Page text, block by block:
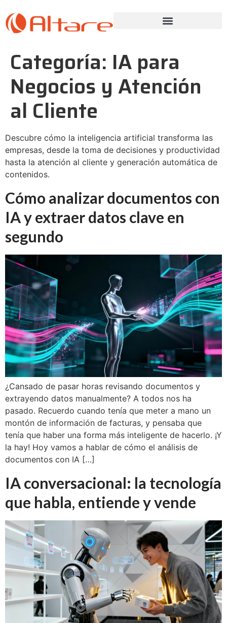
Categoría: IA para
Negocios y Atención
al Cliente
Descubre cómo la inteligencia artificial transforma las
empresas, desde la toma de decisiones y productividad
hasta la atención al cliente y generación automática de
contenidos.
Cómo analizar documentos con
IA y extraer datos clave en
segundo
¿Cansado de pasar horas revisando documentos y
extrayendo datos manualmente? A todos nos ha
pasado. Recuerdo cuando tenía que meter a mano un
montón de información de facturas, y pensaba que
tenía que haber una forma más inteligente de hacerlo. ¡Y
la hay! Hoy vamos a hablar de cómo el análisis de
documentos con IA […]
IA conversacional: la tecnología
que habla, entiende y vende